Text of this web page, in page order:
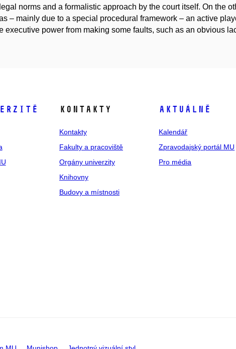
norms and a formalistic approach by the court itself. On the
– mainly due to a special procedural framework – an active
executive power from making some faults, such as an obvious
Kontakty
Kontakty
Fakulty a pracoviště
Orgány univerzity
Knihovny
Budovy a místnosti
Aktuálně
Kalendář
Zpravodajský portál MU
Pro média